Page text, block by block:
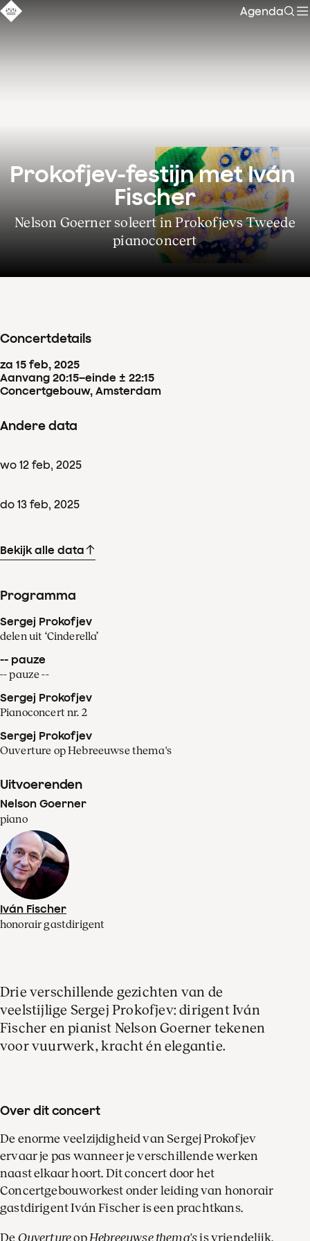
Agenda
Prokofjev-festijn met Iván
Fischer
Nelson Goerner soleert in Prokofjevs Tweede
pianoconcert
Concertdetails
za 15 feb, 2025
Aanvang 20:15–einde ± 22:15
Concertgebouw, Amsterdam
Andere data
wo 12 feb, 2025
do 13 feb, 2025
Bekijk alle data
Programma
Sergej Prokofjev
delen uit ‘Cinderella’
-- pauze
-- pauze --
Sergej Prokofjev
Pianoconcert nr. 2
Sergej Prokofjev
Ouverture op Hebreeuwse thema's
Uitvoerenden
Nelson Goerner
piano
Iván Fischer
honorair gastdirigent
Drie verschillende gezichten van de
veelstijlige Sergej Prokofjev: dirigent Iván
Fischer en pianist Nelson Goerner tekenen
voor vuurwerk, kracht én elegantie.
Over dit concert
De enorme veelzijdigheid van Sergej Prokofjev
ervaar je pas wanneer je verschillende werken
naast elkaar hoort. Dit concert door het
Concertgebouworkest onder leiding van honorair
gastdirigent Iván Fischer is een prachtkans.
De OuvertureopHebreeuwse thema'sis vriendelijk,